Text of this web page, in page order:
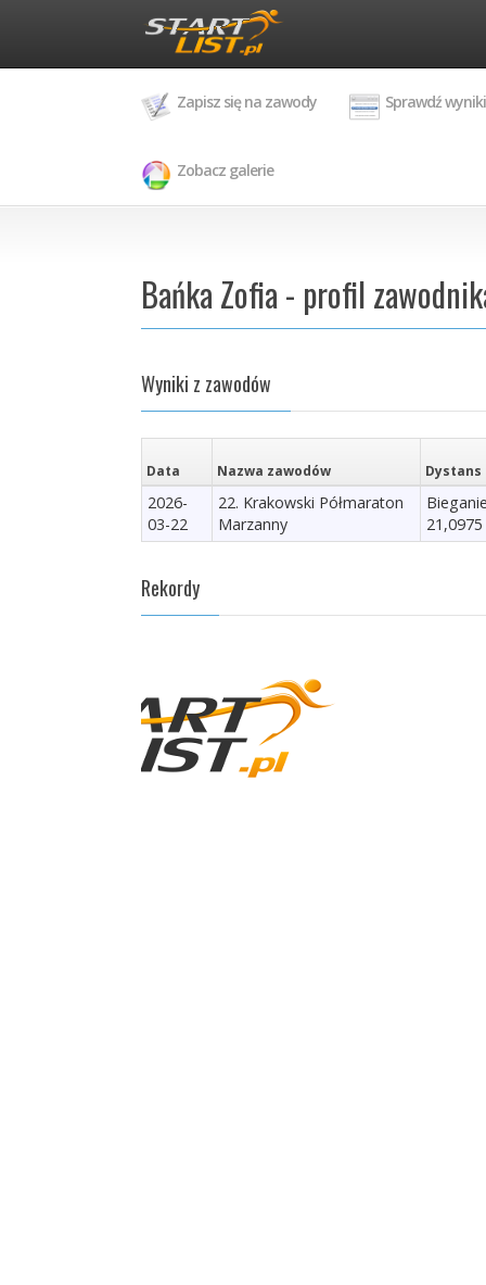
Zapisz się na zawody Sprawdź wyniki
Zobacz galerie
Bańka Zofia - profil
Wyniki z zawodów
Data Nazwa zawodów Dystans
2026-
03-22
22. Krakowski Półmaraton
Marzanny
Rekordy